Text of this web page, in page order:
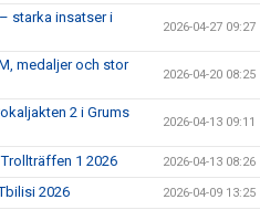
starka insatser i
2026-04-27 09:27
medaljer och stor
2026-04-20 08:25
2 i Grums
2026-04-13 09:11
1 2026 2026-04-13 08:26
2026 2026-04-09 13:25